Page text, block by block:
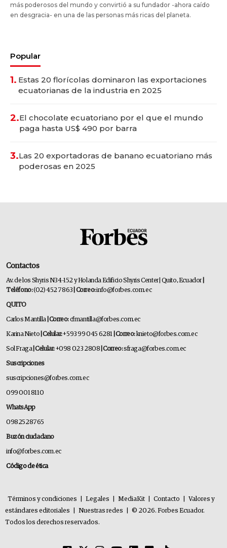
más poderosos del mundo y convirtió a su fundador -ahora caído
en desgracia- en una de las personas más ricas del planeta.
Popular
1. Estas 20 florícolas dominaron las exportaciones
ecuatorianas de la industria en 2025
2.El chocolate ecuatoriano por el que el mundo
paga hasta US$ 490 por barra
3.Las 20 exportadoras de banano ecuatoriano más
poderosas en 2025
Contactos
Av. de los Shyris N34-152 y Holanda Edificio Shyris Center | Quito, Ecuador
Teléfono:(02) 452 7863 | Correo:info@forbes.com.ec
QUITO
Carlos Mantilla | Correo:cfmantilla@forbes.com.ec
Karina Nieto | Celular:+593 99 045 6281 | Correo:knieto@forbes.com.ec
Sol Fraga| Celular:+098 023 2808 | Correo:sfraga@forbes.com.ec
Suscripciones
suscripciones@forbes.com.ec
099 001 8110
WhatsApp
0982528765
Buzón ciudadano
info@forbes.com.ec
Código de ética
Términos y condiciones Legales MediaKit Contacto
Valores y
estándares editoriales
Nuestras redes
© 2026. Forbes Ecuador.
Todos los derechos reservados.